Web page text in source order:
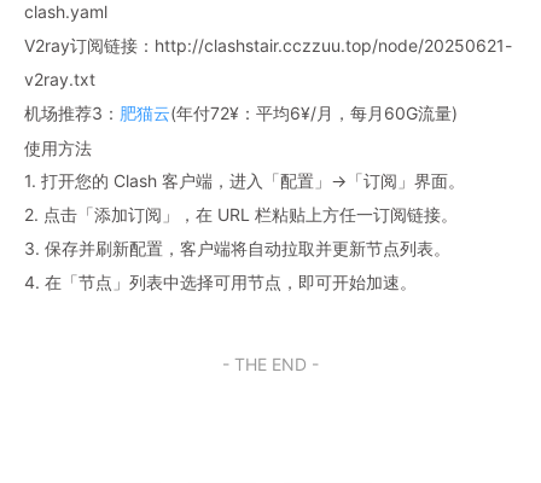
clash.yaml
V2ray订阅链接：http://clashstair.cczzuu.top/node/20250621-
v2ray.txt
机场推荐3： 肥猫云(年付72¥：平均6¥/月，每月60G流量)
使用方法
1. 打开您的 Clash 客户端，进入「配置」→「订阅」界面。
2. 点击「添加订阅」，在 URL 栏粘贴上方任一订阅链接。
3. 保存并刷新配置，客户端将自动拉取并更新节点列表。
4. 在「节点」列表中选择可用节点，即可开始加速。
- THE END -